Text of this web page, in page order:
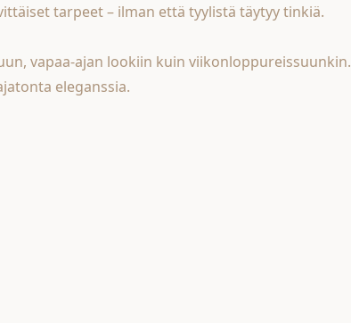
tarpeet – ilman että tyylistä täytyy tinkiä.
vapaa-ajan lookiin kuin viikonloppureissuunkin.
eleganssia.